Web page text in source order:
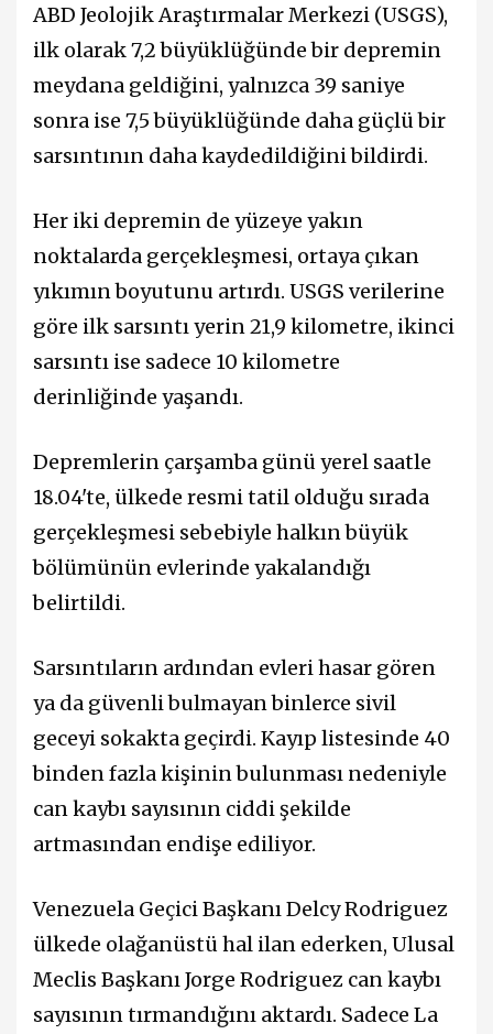
ABD Jeolojik Araştırmalar Merkezi (USGS),
ilk olarak 7,2 büyüklüğünde bir depremin
meydana geldiğini, yalnızca 39 saniye
sonra ise 7,5 büyüklüğünde daha güçlü bir
sarsıntının daha kaydedildiğini bildirdi.
Her iki depremin de yüzeye yakın
noktalarda gerçekleşmesi, ortaya çıkan
yıkımın boyutunu artırdı. USGS verilerine
göre ilk sarsıntı yerin 21,9 kilometre, ikinci
sarsıntı ise sadece 10 kilometre
derinliğinde yaşandı.
Depremlerin çarşamba günü yerel saatle
18.04'te, ülkede resmi tatil olduğu sırada
gerçekleşmesi sebebiyle halkın büyük
bölümünün evlerinde yakalandığı
belirtildi.
Sarsıntıların ardından evleri hasar gören
ya da güvenli bulmayan binlerce sivil
geceyi sokakta geçirdi. Kayıp listesinde 40
binden fazla kişinin bulunması nedeniyle
can kaybı sayısının ciddi şekilde
artmasından endişe ediliyor.
Venezuela Geçici Başkanı Delcy Rodriguez
ülkede olağanüstü hal ilan ederken, Ulusal
Meclis Başkanı Jorge Rodriguez can kaybı
sayısının tırmandığını aktardı. Sadece La